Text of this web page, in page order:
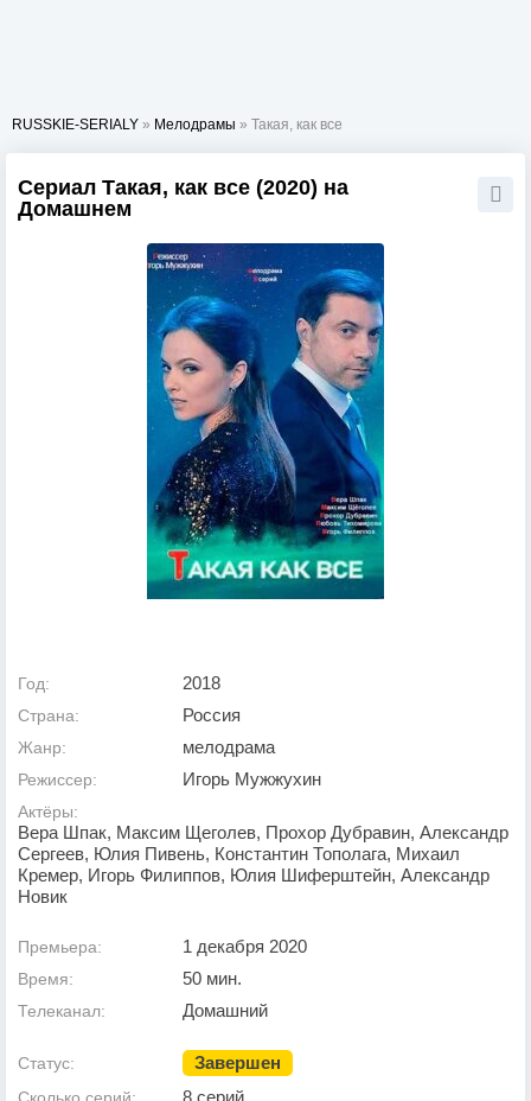
RUSSKIE-SERIALY » Мелодрамы » Такая, как все
Сериал Такая, как все (2020) на
Домашнем
Год: 2018
Страна: Россия
Жанр: мелодрама
Режиссер: Игорь Мужжухин
Актёры:
Вера Шпак, Максим Щеголев, Прохор Дубравин, Александр
Сергеев, Юлия Пивень, Константин Тополага, Михаил
Кремер, Игорь Филиппов, Юлия Шиферштейн, Александр
Новик
Премьера: 1 декабря 2020
Время: 50 мин.
Телеканал: Домашний
Статус: Завершен
8 серий